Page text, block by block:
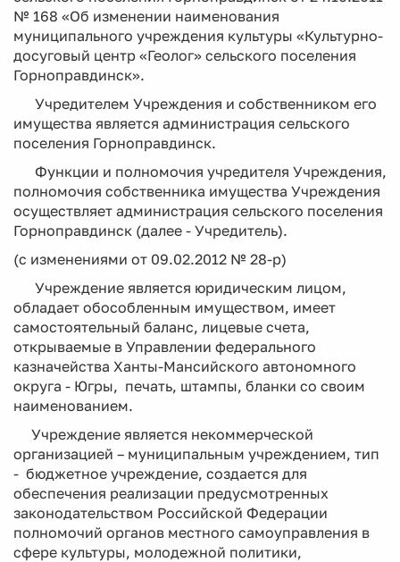
№ 168 «Об изменении наименования
муниципального учреждения культуры «Культурно-
досуговый центр «Геолог» сельского поселения
Горноправдинск».
Учредителем Учреждения и собственником его
имущества является администрация сельского
поселения Горноправдинск.
Функции и полномочия учредителя Учреждения,
полномочия собственника имущества Учреждения
осуществляет администрация сельского поселения
Горноправдинск (далее - Учредитель).
(с изменениями от 09.02.2012 № 28-р)
Учреждение является юридическим лицом,
обладает обособленным имуществом, имеет
самостоятельный баланс, лицевые счета,
открываемые в Управлении федерального
казначейства Ханты-Мансийского автономного
округа - Югры, печать, штампы, бланки со своим
наименованием.
Учреждение является некоммерческой
организацией – муниципальным учреждением, тип
- бюджетное учреждение, создается для
обеспечения реализации предусмотренных
законодательством Российской Федерации
полномочий органов местного самоуправления в
сфере культуры, молодежной политики,